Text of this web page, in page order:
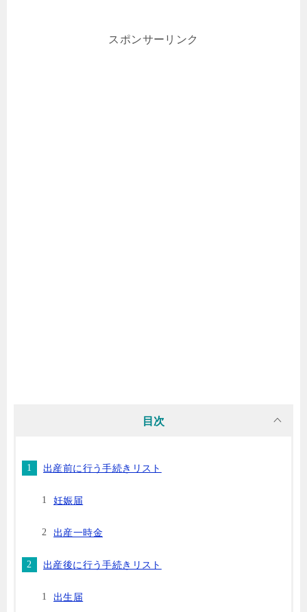
スポンサーリンク
目次
出産前に行う手続きリスト
妊娠届
出産一時金
出産後に行う手続きリスト
出生届